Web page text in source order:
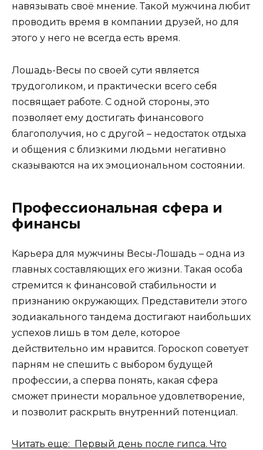
навязывать своё мнение. Такой мужчина любит
проводить время в компании друзей, но для
этого у него не всегда есть время.
Лошадь-Весы по своей сути является
трудоголиком, и практически всего себя
посвящает работе. С одной стороны, это
позволяет ему достигать финансового
благополучия, но с другой – недостаток отдыха
и общения с близкими людьми негативно
сказываются на их эмоциональном состоянии.
Профессиональная сфера и
финансы
Карьера для мужчины Весы-Лошадь – одна из
главных составляющих его жизни. Такая особа
стремится к финансовой стабильности и
признанию окружающих. Представители этого
зодиакального тандема достигают наибольших
успехов лишь в том деле, которое
действительно им нравится. Гороскоп советует
парням не спешить с выбором будущей
профессии, а сперва понять, какая сфера
сможет принести моральное удовлетворение,
и позволит раскрыть внутренний потенциал.
Читать еще: Первый день после гипса. Что